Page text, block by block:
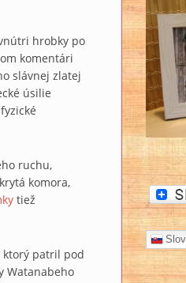
hrobky po
komentári
slávnej zlatej
úsilie
ruchu,
komora,
tiež
ktorý patril pod
Watanabeho